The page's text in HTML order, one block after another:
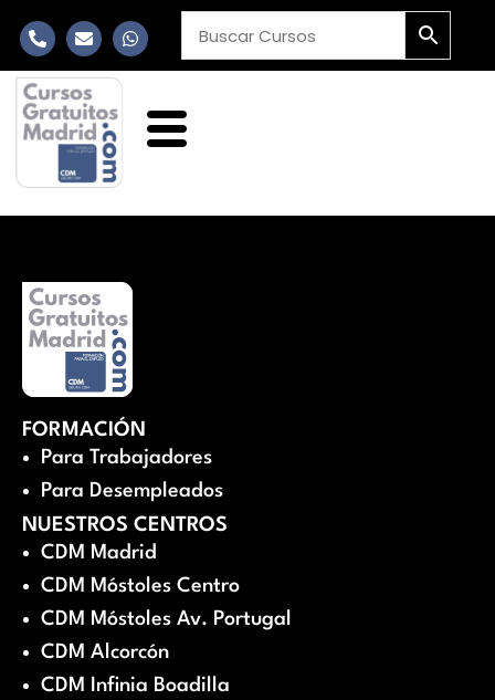
FORMACIÓN
Para Trabajadores
Para Desempleados
NUESTROS CENTROS
CDM Madrid
CDM Móstoles Centro
CDM Móstoles Av. Portugal
CDM Alcorcón
CDM Infinia Boadilla